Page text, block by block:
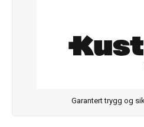
Garantert trygg og